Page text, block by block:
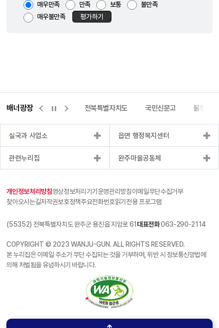
매우만족 만족 보통
불만족
매우불만족
평가하기
배너광장
허브포털 완주몰 전북특별자치도 국민신문고 불량식
실국과 사업소 읍면 행정복지센터
관련누리집 완주마을공동체
개인정보처리방침영상정보처리기기운영관리방침이메일무단수집거부
찾아오시는길저작권보호정책주요전화번호읽기전용 프로그램
(55352) 전북특별자치도 완주군 용진읍 지암로 61 대표전화063-290-2114
COPYRIGHT © 2023 WANJU-GUN. ALL RIGHTS RESERVED.
본 누리집은 이메일 주소가 무단 수집되는 것을 거부하며, 위반 시 정보통신망법에
의해 처벌됨을 유념하시기 바랍니다.